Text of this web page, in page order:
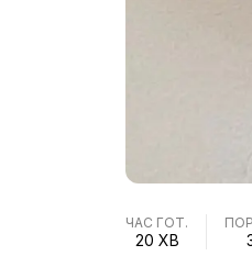
ЧАС ГОТ.
20 ХВ